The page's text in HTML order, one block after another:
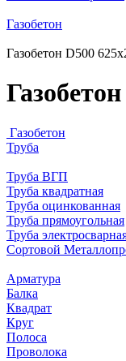
Газобетон
Газобетон D500
Газобетон
Труба
Труба ВГП
Труба квадратная
Труба оцинкованная
Труба прямоугольная
Труба
Сортовой
Арматура
Балка
Квадрат
Круг
Полоса
Проволока